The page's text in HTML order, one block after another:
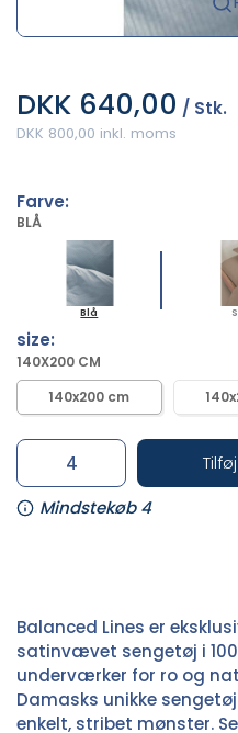
DKK 640,00 / Stk.
DKK 800,00 inkl. moms
Farve:
BLÅ
Blå
size:
140X200 CM
140x200 cm
Mindstekøb 4
Balanced Lines er
satinvævet sengetøj i
underværker for ro og
Damasks unikke
enkelt, stribet mønster.